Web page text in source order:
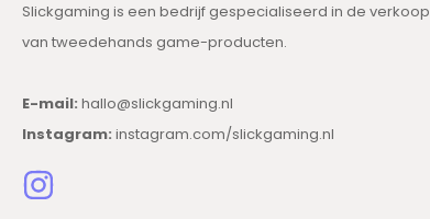
Slickgaming is een bedrijf gespecialiseerd in de verkoop
van tweedehands game-producten.
E-mail: hallo@slickgaming.nl
Instagram: instagram.com/slickgaming.nl